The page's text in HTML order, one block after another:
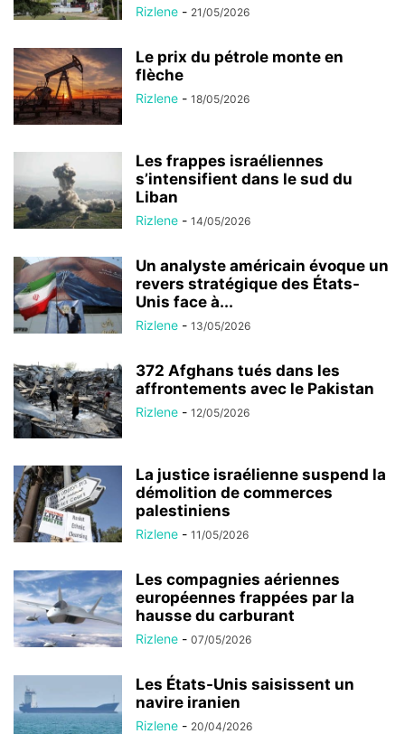
Rizlene - 21/05/2026
Le prix du pétrole monte en
flèche
Rizlene - 18/05/2026
Les frappes israéliennes
s’intensifient dans le sud du
Liban
Rizlene - 14/05/2026
Un analyste américain évoque un
revers stratégique des États-
Unis face à...
Rizlene - 13/05/2026
372 Afghans tués dans les
affrontements avec le Pakistan
Rizlene - 12/05/2026
La justice israélienne suspend la
démolition de commerces
palestiniens
Rizlene - 11/05/2026
Les compagnies aériennes
européennes frappées par la
hausse du carburant
Rizlene - 07/05/2026
Les États-Unis saisissent un
navire iranien
Rizlene - 20/04/2026